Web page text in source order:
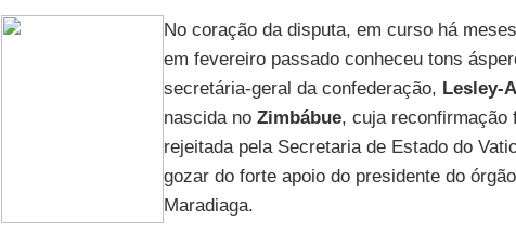
No coração da disputa, em curso há
em fevereiro passado conheceu tons
secretária-geral da confederação, Lesley-
nascida no Zimbábue, cuja reconfirmação
rejeitada pela Secretaria de Estado do
gozar do forte apoio do presidente do
Maradiaga.